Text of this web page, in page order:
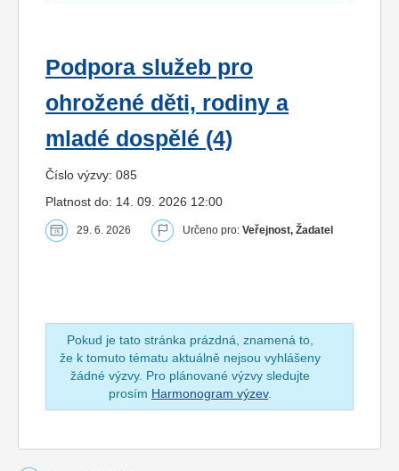
Podpora služeb pro
ohrožené děti, rodiny a
mladé dospělé (4)
Číslo výzvy: 085
Platnost do: 14. 09. 2026 12:00
29. 6. 2026 Určeno pro: Veřejnost, Žadatel
Pokud je tato stránka prázdná, znamená to,
že k tomuto tématu aktuálně nejsou vyhlášeny
žádné výzvy. Pro plánované výzvy sledujte
prosím Harmonogram výzev.